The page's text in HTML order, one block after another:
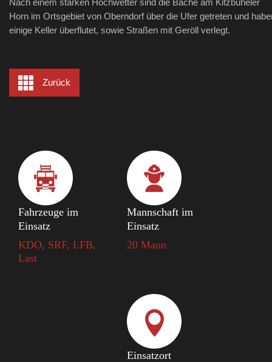
Nach einem starken Hochwetter sind die Bäche am Kitzbüheler
Horn im Ortsgebiet von Oberndorf über die Ufer getreten und
einige Keller überflutet, sowie Straßen mit Geröll verlegt.
Zurück
Fahrzeuge im
Einsatz
KDO, SRF, LFB,
Last
Mannschaft im
Einsatz
20 Mann
Einsatzort